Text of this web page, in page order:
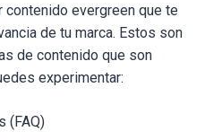
contenido evergreen que te
de tu marca. Estos son
de contenido que son
experimentar:
(FAQ)